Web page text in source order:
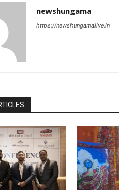
newshungama
https://newshungamalive.in